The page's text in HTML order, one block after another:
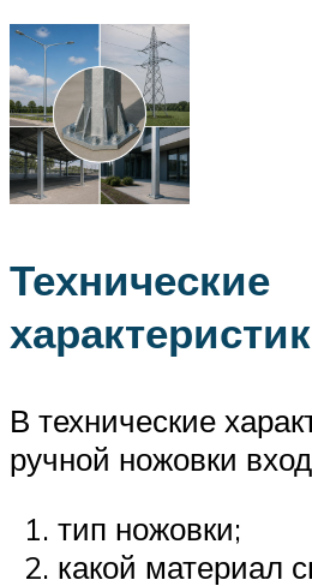
Технические
В технические
ручной ножовки
тип ножовки;
какой материал